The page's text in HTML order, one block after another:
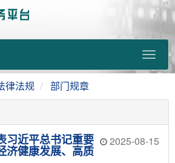
律法规 部门规章
2025-08-15
习近平总书记重要
济健康发展、高质